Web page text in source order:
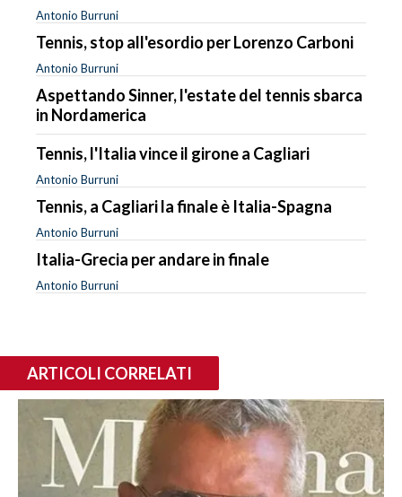
Antonio Burruni
Tennis, stop all'esordio per Lorenzo Carboni
Antonio Burruni
Aspettando Sinner, l'estate del tennis sbarca
in Nordamerica
Tennis, l'Italia vince il girone a Cagliari
Antonio Burruni
Tennis, a Cagliari la finale è Italia-Spagna
Antonio Burruni
Italia-Grecia per andare in finale
Antonio Burruni
ARTICOLI CORRELATI